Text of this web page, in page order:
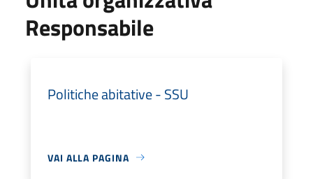
Responsabile
Politiche abitative - SSU
VAI ALLA PAGINA